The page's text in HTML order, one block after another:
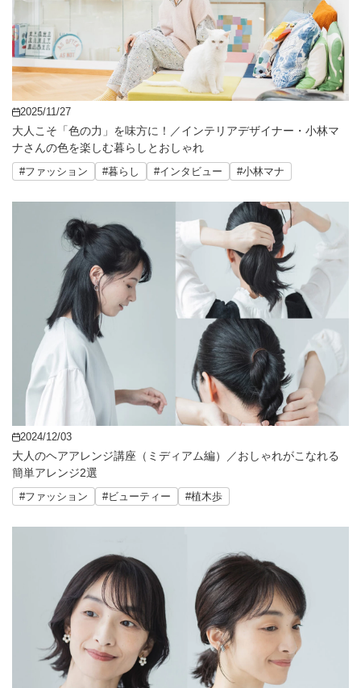
2025/11/27
大人こそ「色の力」を味方に！／インテリアデザイナー・小林マ
ナさんの色を楽しむ暮らしとおしゃれ
#ファッション #暮らし #インタビュー #小林マナ
2024/12/03
大人のヘアアレンジ講座（ミディアム編）／おしゃれがこなれる
簡単アレンジ2選
#ファッション #ビューティー #植木歩